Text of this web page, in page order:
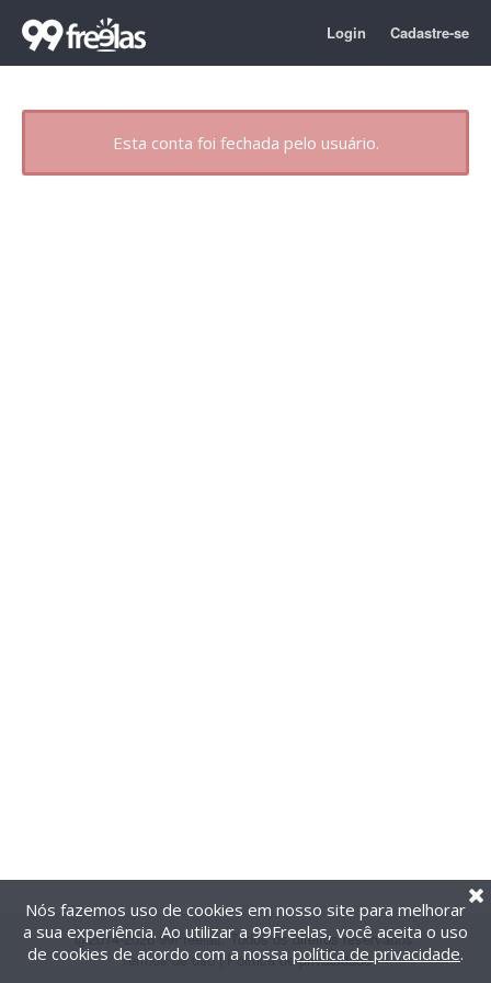
Login Cadastre-se
Esta conta foi fechada pelo usuário.
@2014-2026 99Freelas. Todos os direitos reservados.
Termos de uso| Política de privacidade
Nós fazemos uso de cookies em nosso site para melhorar
a sua experiência. Ao utilizar a 99Freelas, você aceita o uso
de cookies de acordo com a nossa política de privacidade.